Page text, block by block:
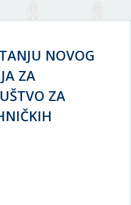
NOVOG
ZA
ZA